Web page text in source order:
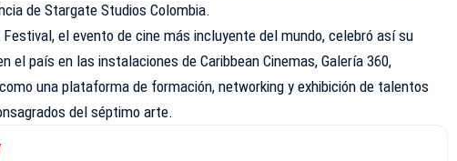
de Stargate Studios Colombia.
el evento de cine más incluyente del mundo, celebró así su
el país en las instalaciones de Caribbean Cinemas, Galería 360,
una plataforma de formación, networking y exhibición de talentos
del séptimo arte.